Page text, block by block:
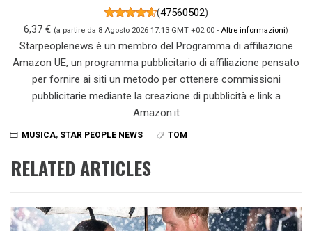
(47560502)
6,37 € (a partire da 8 Agosto 2026 17:13 GMT +02:00 - Altre informazioni)
Starpeoplenews è un membro del Programma di affiliazione
Amazon UE, un programma pubblicitario di affiliazione pensato
per fornire ai siti un metodo per ottenere commissioni
pubblicitarie mediante la creazione di pubblicità e link a
Amazon.it
MUSICA, STAR PEOPLE NEWS TOM
RELATED ARTICLES